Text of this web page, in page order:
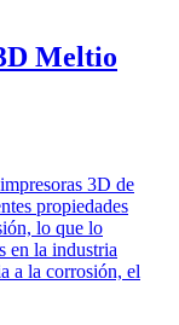
Meltio
3D de
propiedades
lo que lo
en la industria
a la corrosión, el